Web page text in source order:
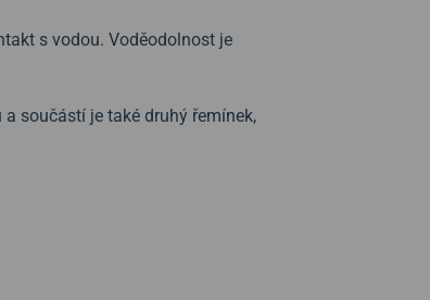
s vodou. Voděodolnost je
součástí je také druhý řemínek,